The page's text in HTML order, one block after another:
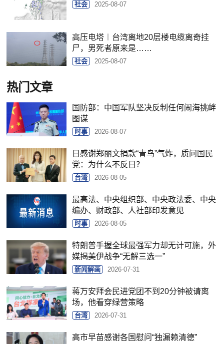
社会 2025-08-07
高压电塔︱台湾离地20层楼电缆离奇挂
尸，男死者原来是……
社会 2025-08-07
热门文章
国防部：中国军队坚决反制任何闹海挑衅
图谋
时事 2026-08-07
日感谢郑丽文捐款“青鸟”气炸，质问国民
党：为什么不反日？
台湾 2026-08-05
最高法、中央组织部、中央政法委、中央
编办、财政部、人社部印发意见
时事 2026-08-05
特朗普手握全球最强军力却无计可施，外
媒揭美伊战争“无解三选一”
新闻解画 2026-07-31
蒋万安拜会民进党团不到20分钟被请离
场，他看穿绿营策略
台湾 2026-07-31
高市早苗感谢各国慰问“独漏赖清德”